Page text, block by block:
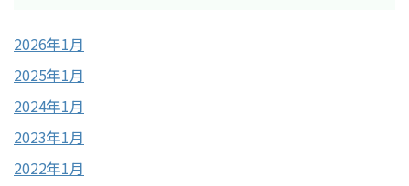
2026年1月
2025年1月
2024年1月
2023年1月
2022年1月